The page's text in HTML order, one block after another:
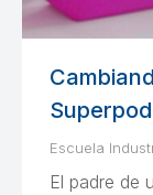
Escuela
El padre de